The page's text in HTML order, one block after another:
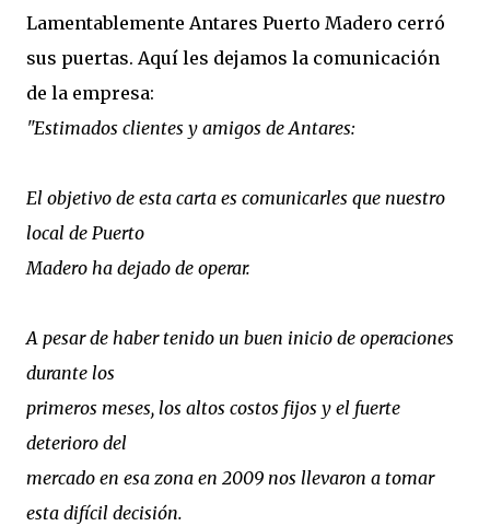
Lamentablemente Antares Puerto Madero cerró
sus puertas. Aquí les dejamos la comunicación
de la empresa:
"Estimados clientes y amigos de Antares:
El objetivo de esta carta es comunicarles que nuestro
local de Puerto
Madero ha dejado de operar.
A pesar de haber tenido un buen inicio de operaciones
durante los
primeros meses, los altos costos fijos y el fuerte
deterioro del
mercado en esa zona en 2009 nos llevaron a tomar
esta difícil decisión.